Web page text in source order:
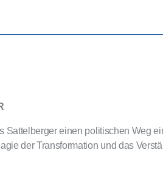
Sattelberger einen politischen Weg
der Transformation und das